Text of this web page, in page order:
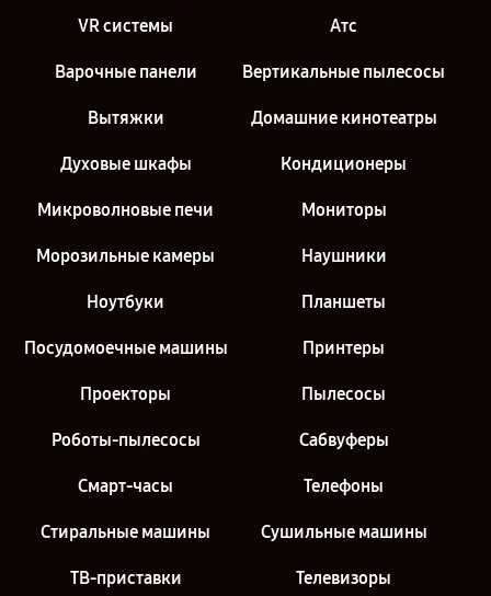
VR системы Атс
Варочные панели Вертикальные пылесосы
Вытяжки Домашние кинотеатры
Духовые шкафы Кондиционеры
Микроволновые печи Мониторы
Морозильные камеры Наушники
Ноутбуки Планшеты
Посудомоечные машины Принтеры
Проекторы Пылесосы
Роботы-пылесосы Сабвуферы
Смарт-часы Телефоны
Стиральные машины Сушильные машины
ТВ-приставки Телевизоры